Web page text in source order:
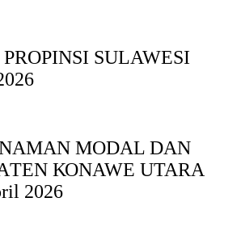
SULAWESI
MODAL DAN
ΚΟNAWE UTARA
2026